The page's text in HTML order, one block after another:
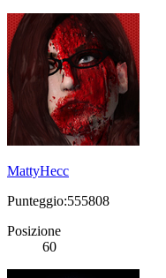
MattyHecc
Punteggio:555808
Posizione
60